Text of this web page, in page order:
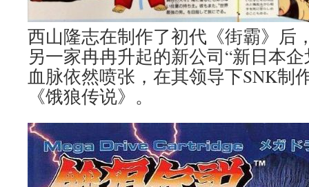
西山隆志在制作了初代《街霸》后
另一家冉冉升起的新公司“新日本
血脉依然喷张，在其领导下SNK制
《饿狼传说》。